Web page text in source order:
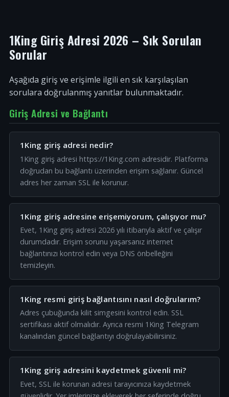
1King Giriş Adresi 2026 – Sık Sorulan
Sorular
Aşağıda giriş ve erişimle ilgili en sık karşılaşılan
sorulara doğrulanmış yanıtlar bulunmaktadır.
Giriş Adresi ve Bağlantı
1King giriş adresi nedir?
1King giriş adresi https://1King.com adresidir. Platforma
doğrudan bu bağlantı üzerinden erişim sağlanır. Güncel
adres her zaman SSL ile korunur.
1King giriş adresine erişemiyorum, çalışıyor mu?
Evet, 1King giriş adresi 2026 yılı itibarıyla aktif ve çalışır
durumdadır. Erişim sorunu yaşarsanız internet
bağlantınızı kontrol edin veya DNS önbelleğini
temizleyin.
1King resmi giriş bağlantısını nasıl doğrularım?
Adres çubuğunda kilit simgesini kontrol edin. SSL
sertifikası aktif olmalıdır. Ayrıca resmi 1King Telegram
kanalından güncel bağlantıyı doğrulayabilirsiniz.
1King giriş adresini kaydetmek güvenli mi?
Evet, SSL ile korunan adresi tarayıcınıza kaydetmek